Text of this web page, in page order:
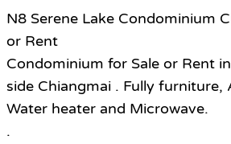
N8 Serene Lake Condominium
or Rent
Condominium for Sale or Rent
side Chiangmai . Fully furniture,
Water heater and Microwave.
.